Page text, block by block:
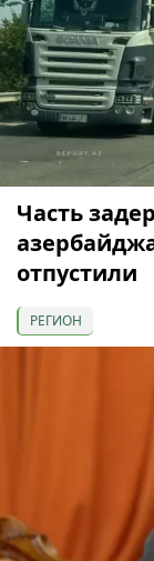
Часть
отпустили
РЕГИОН